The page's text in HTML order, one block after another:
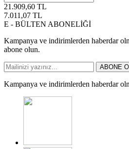
21.909,60 TL
7.011,07 TL
E - BÜLTEN ABONELİĞİ
Kampanya ve indirimlerden haberdar
abone olun.
ABONE OL
Kampanya ve indirimlerden haberdar